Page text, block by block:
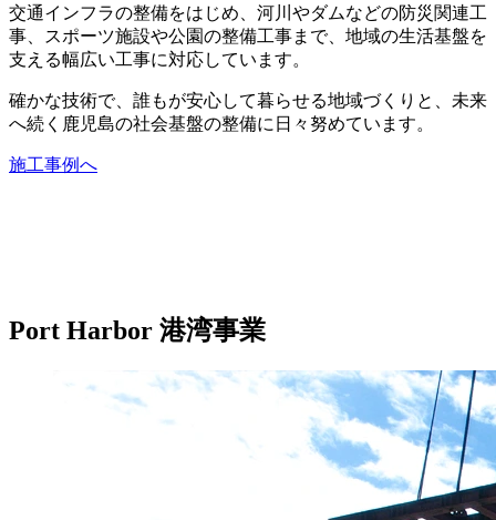
交通インフラの整備をはじめ、河川やダムなどの防災関連工
事、スポーツ施設や公園の整備工事まで、地域の生活基盤を
支える幅広い工事に対応しています。
確かな技術で、誰もが安心して暮らせる地域づくりと、未来
へ続く鹿児島の社会基盤の整備に日々努めています。
施工事例へ
Port Harbor 港湾事業